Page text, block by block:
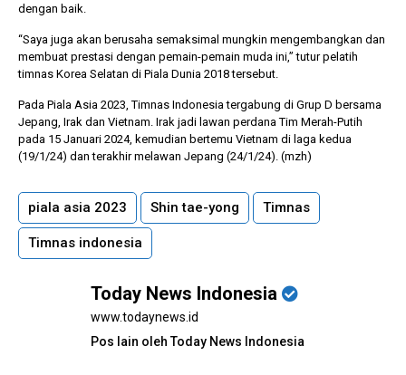
dengan baik.
“Saya juga akan berusaha semaksimal mungkin mengembangkan dan
membuat prestasi dengan pemain-pemain muda ini,” tutur pelatih
timnas Korea Selatan di Piala Dunia 2018 tersebut.
Pada Piala Asia 2023, Timnas Indonesia tergabung di Grup D bersama
Jepang, Irak dan Vietnam. Irak jadi lawan perdana Tim Merah-Putih
pada 15 Januari 2024, kemudian bertemu Vietnam di laga kedua
(19/1/24) dan terakhir melawan Jepang (24/1/24). (mzh)
piala asia 2023 Shin tae-yong Timnas
Timnas indonesia
Today News Indonesia
www.todaynews.id
Pos lain oleh Today News Indonesia